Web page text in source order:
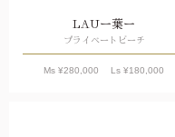
LAUー葉ー
プライベートビーチ
Ms ¥280,000 Ls ¥180,000